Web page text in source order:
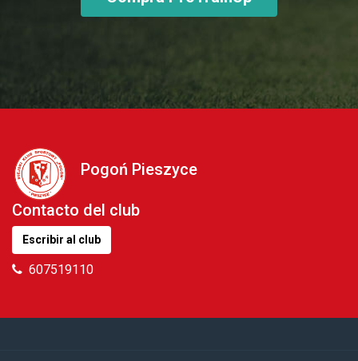
Pogoń Pieszyce
Contacto del club
Escribir al club
607519110